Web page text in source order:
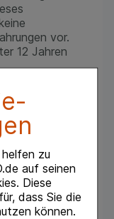
zu
auf seinen
Diese
dass Sie die
können.
vor.
12 Jahren
mal
subcutan
Dauer der
mit dem